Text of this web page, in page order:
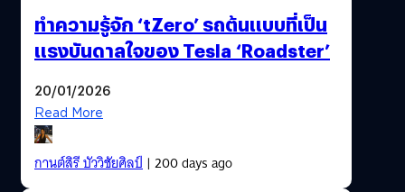
ทำความรู้จัก ‘tZero’ รถต้นแบบที่เป็น
แรงบันดาลใจของ Tesla ‘Roadster’
20/01/2026
Read More
กานต์สิรี บัววิชัยศิลป์| 200 days ago